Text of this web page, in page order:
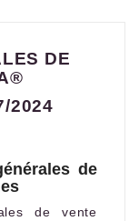
DE
2024
de
de vente